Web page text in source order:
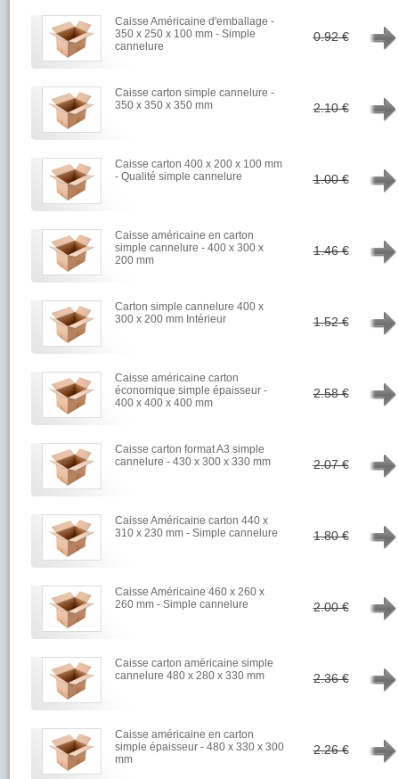
Caisse Américaine d'emballage -
350 x 250 x 100 mm - Simple
cannelure
0.92 €
Caisse carton simple cannelure -
350 x 350 x 350 mm
2.10 €
Caisse carton 400 x 200 x 100 mm
- Qualité simple cannelure
1.00 €
Caisse américaine en carton
simple cannelure - 400 x 300 x
200 mm
1.46 €
Carton simple cannelure 400 x
300 x 200 mm Intérieur
1.52 €
Caisse américaine carton
économique simple épaisseur -
400 x 400 x 400 mm
2.58 €
Caisse carton format A3 simple
cannelure - 430 x 300 x 330 mm
2.07 €
Caisse Américaine carton 440 x
310 x 230 mm - Simple cannelure
1.80 €
Caisse Américaine 460 x 260 x
260 mm - Simple cannelure
2.00 €
Caisse carton américaine simple
cannelure 480 x 280 x 330 mm
2.36 €
Caisse américaine en carton
simple épaisseur - 480 x 330 x 300
mm
2.26 €